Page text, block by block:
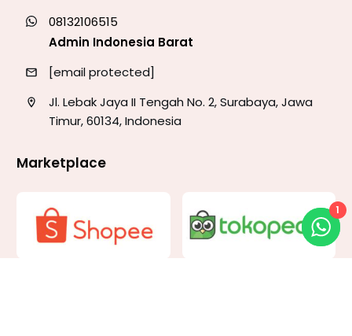
08132106515
Admin Indonesia Barat
[email protected]
Jl. Lebak Jaya II Tengah No. 2, Surabaya, Jawa
Timur, 60134, Indonesia
Marketplace
1